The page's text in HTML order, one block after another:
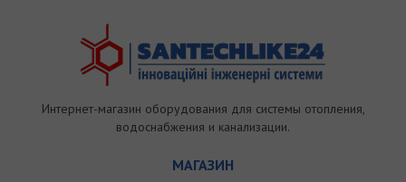
Интернет-магазин оборудования для системы отопления,
водоснабжения и канализации.
МАГАЗИН